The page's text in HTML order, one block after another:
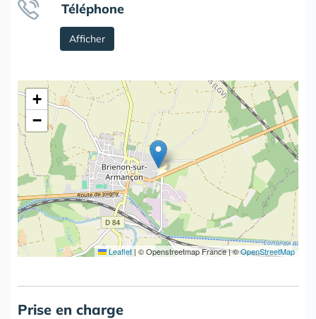
Téléphone
Afficher
+
−
Leaflet | © Openstreetmap France | ©OpenStreetMap
Prise en charge